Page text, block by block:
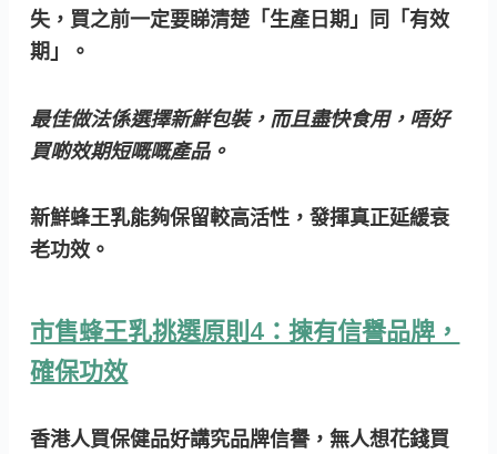
失，買之前一定要睇清楚「生產日期」同「有效
期」。
最佳做法係選擇新鮮包裝，而且盡快食用，唔好
買啲效期短嘅嘅產品。
新鮮蜂王乳能夠保留較高活性，發揮真正延緩衰
老功效。
市售蜂王乳挑選原則4：揀有信譽品牌，
確保功效
香港人買保健品好講究品牌信譽，無人想花錢買